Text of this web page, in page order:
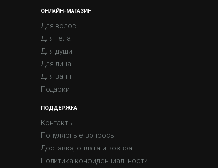
ОНЛАЙН-МАГАЗИН
Для волос
Для тела
Для души
Для ванн
Для лица
ПОДДЕРЖКА
Контакты
Популярные вопросы
Доставка, оплата и возврат
Политика конфиденциальности
Подарки